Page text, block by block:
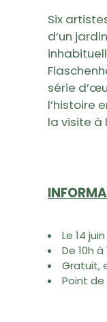
Six
d’un
série
l’histoire
la visite à
Le 14 juin
De 10h à
Gratuit,
Point de